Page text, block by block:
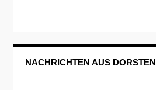
NACHRICHTEN AUS DORSTEN